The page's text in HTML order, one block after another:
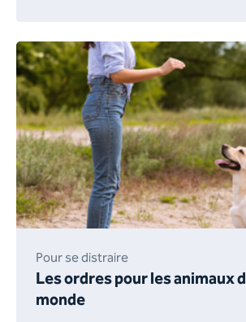
Les ordres pour les animaux
monde
Pour se distraire